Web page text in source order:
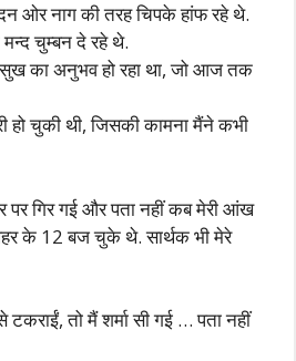
ओर नाग की तरह चिपके हांफ रहे थे.
चुम्बन दे रहे थे.
का अनुभव हो रहा था, जो आज तक
हो चुकी थी, जिसकी कामना मैंने कभी
पर गिर गई और पता नहीं कब मेरी आंख
के 12 बज चुके थे. सार्थक भी मेरे
तो मैं शर्मा सी गई … पता नहीं